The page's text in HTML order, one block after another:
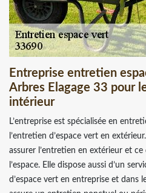
Entreprise entretien
Arbres Elagage 33 pour
intérieur
L’entreprise est spécialisée en
l’entretien d’espace vert en
assurer l’entretien en extérieur et
l’espace. Elle dispose aussi d’un
d’espace vert en entreprise et dans